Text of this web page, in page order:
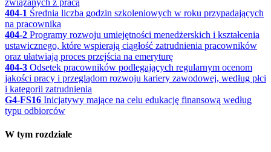
404-1 Średnia liczba godzin szkoleniowych w roku przypadających
na pracownika
404-2 Programy rozwoju umiejętności menedżerskich i kształcenia
ustawicznego, które wspierają ciągłość zatrudnienia pracowników
oraz ułatwiają proces przejścia na emeryturę
404-3 Odsetek pracowników podlegających regularnym ocenom
jakości pracy i przeglądom rozwoju kariery zawodowej, według płci
i kategorii zatrudnienia
G4-FS16 Inicjatywy mające na celu edukację finansową według
typu odbiorców
W tym rozdziale